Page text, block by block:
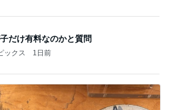
だけ有料なのかと質問
ックス 1日前